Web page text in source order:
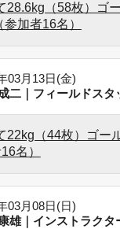
28.6kg（58枚）ゴ
加者16名）
03月13日(金)
二｜フィールドスタ
22kg（44枚）ゴー
名）
03月08日(日)
雄｜インストラクタ